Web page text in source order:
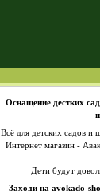
Оснащение дестких
Всё для детских садов и
Интернет магазин -
Дети будут
Заходи на avokado-